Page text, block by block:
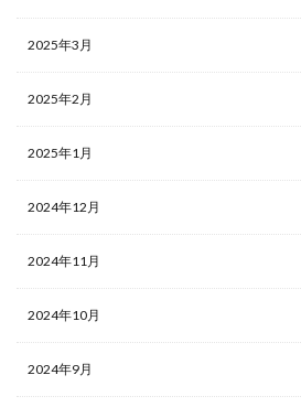
2025年3月
2025年2月
2025年1月
2024年12月
2024年11月
2024年10月
2024年9月